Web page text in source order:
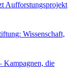
Aufforstungsprojekt
Wissenschaft,
Kampagnen, die